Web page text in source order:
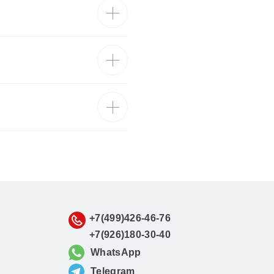
+7(499)426-46-76
+7(926)180-30-40
WhatsApp
Telegram